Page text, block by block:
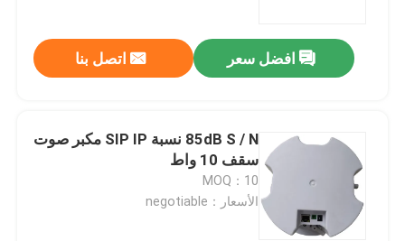
افضل سعر اتصل بنا
85dB S / N نسبة SIP IP مكبر صوت
سقف 10 واط
MOQ：10
الأسعار：negotiable